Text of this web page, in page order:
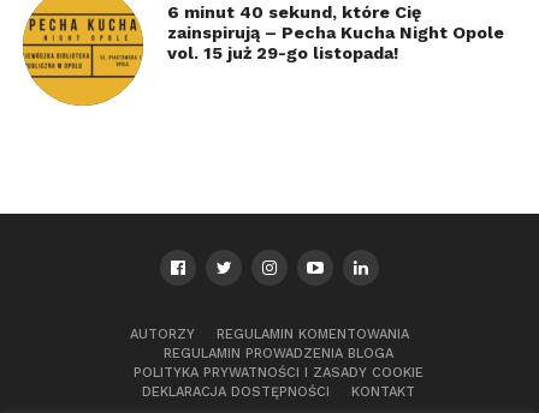
6 minut 40 sekund, które Cię
zainspirują – Pecha Kucha Night Opole
vol. 15 już 29-go listopada!
AUTORZY
REGULAMIN KOMENTOWANIA
REGULAMIN PROWADZENIA BLOGA
POLITYKA PRYWATNOŚCI I ZASADY COOKIE
DEKLARACJA DOSTĘPNOŚCI
KONTAKT